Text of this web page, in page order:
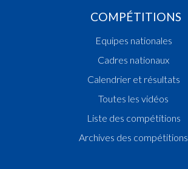
COMPÉTITIONS
Equipes nationales
Cadres nationaux
Calendrier et résultats
Toutes les vidéos
Liste des compétitions
Archives des compétitions